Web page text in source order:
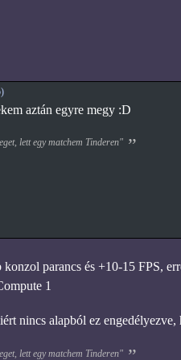
aztán egyre megy :D
lett egy matchem Tinderen"
parancs és +10-15 FPS,
1
nincs alapból ez
lett egy matchem Tinderen"